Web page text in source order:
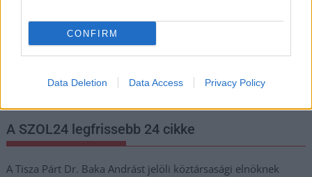
CONFIRM
Data Deletion Data Access Privacy Policy
Nem szeretne lemaradni semmiről? Csak egy kattintás, és hírlevelünk a
postaládájába érkezik!
A SZOL24 legfrissebb 24 cikke
A Tisza Párt Dr. Baka Andrást jelöli köztársasági elnöknek